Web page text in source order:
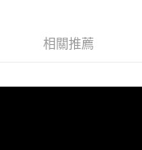
相關推薦